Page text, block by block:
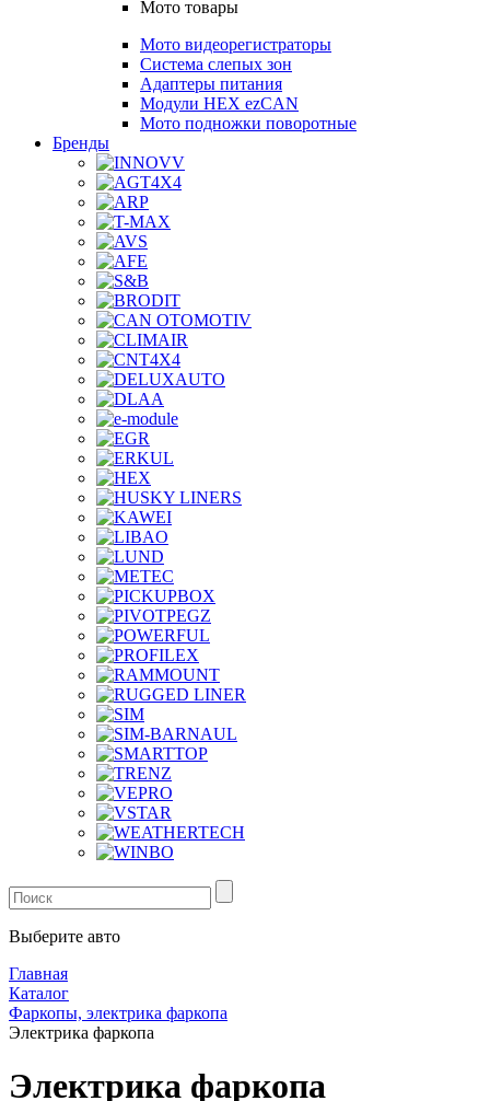
Мото товары
Мото видеорегистраторы
Система слепых зон
Адаптеры питания
Модули HEX ezCAN
Мото подножки поворотные
Бренды
Выберите авто
Главная
Каталог
Фаркопы, электрика фаркопа
Электрика фаркопа
Электрика фаркопа